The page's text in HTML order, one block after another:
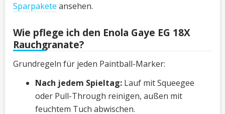
Sparpakete ansehen.
Wie pflege ich den Enola Gaye EG 18X
Rauchgranate?
Grundregeln für jeden Paintball-Marker:
Nach jedem Spieltag: Lauf mit Squeegee
oder Pull-Through reinigen, außen mit
feuchtem Tuch abwischen.